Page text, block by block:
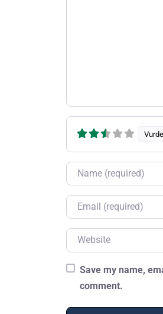
Name
Email
Website
Save my name,
comment.